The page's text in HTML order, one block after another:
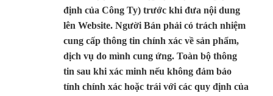
định của Công Ty) trước khi đưa nội dung
lên Website. Người Bán phải có trách nhiệm
cung cấp thông tin chính xác về sản phẩm,
dịch vụ do mình cung ứng. Toàn bộ thông
tin sau khi xác minh nếu không đảm bảo
tính chính xác hoặc trái với các quy định của